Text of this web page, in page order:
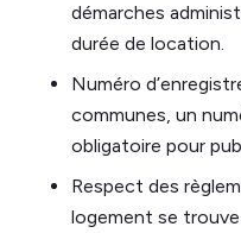
démarches
durée de location.
Numéro
communes, un
obligatoire pour
Respect des
logement se